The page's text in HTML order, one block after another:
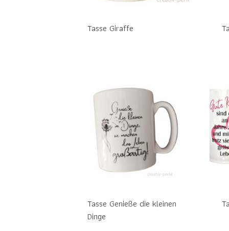
Tasse Giraffe
Tasse Genieße die kleinen
Dinge